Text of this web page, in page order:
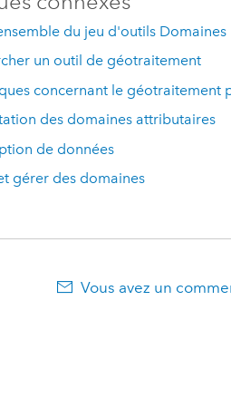
du jeu d'outils Domaines
un outil de géotraitement
concernant le géotraitement
des domaines attributaires
de données
gérer des domaines
Vous avez un